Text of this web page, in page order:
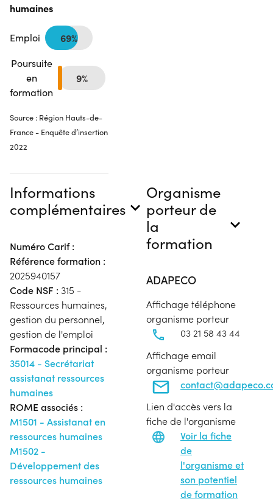
humaines
Emploi 69%
Poursuite
en
formation
9%
Source : Région Hauts-de-
France - Enquête d’insertion
2022
Informations
complémentaires
Numéro Carif :
Référence formation :
2025940157
Code NSF : 315 -
Ressources humaines,
gestion du personnel,
gestion de l'emploi
Formacode principal :
35014 - Secrétariat
assistanat ressources
humaines
ROME associés :
M1501 - Assistanat en
ressources humaines
M1502 -
Développement des
ressources humaines
Organisme
porteur de
la
formation
ADAPECO
Affichage téléphone
organisme porteur
03 21 58 43 44
Affichage email
organisme porteur
Lien d'accès vers la
fiche de l'organisme
Voir la fiche
de
l'organisme et
son potentiel
de formation